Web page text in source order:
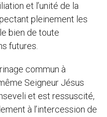
et l’unité de la
pleinement les
bien de toute
futures.
commun à
Seigneur Jésus
et est ressuscité,
à l’intercession de